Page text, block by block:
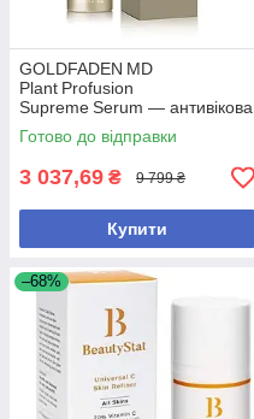
GOLDFADEN MD
Plant Profusion
Supreme Serum — антивікова
сироватка зі стовбуровими
клітинами рослин, 30 мл
Готово до відправки
3 037,69 ₴ 9 799 ₴
Купити
–68%